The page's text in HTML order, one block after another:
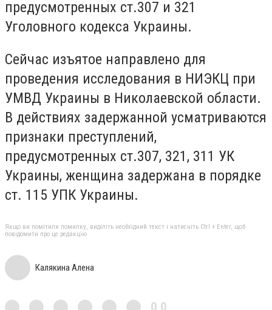
предусмотренных ст.307 и 321
Уголовного кодекса Украины.
Сейчас изъятое направлено для
проведения исследования в НИЭКЦ при
УМВД Украины в Николаевской области.
В действиях задержанной усматриваются
признаки преступлений,
предусмотренных ст.307, 321, 311 УК
Украины, женщина задержана в порядке
ст. 115 УПК Украины.
Якщо ви помітили помилку, виділіть необхідний текст і натисніть Ctrl + Enter, щоб
повідомити про це редакцію
Калякина Алена